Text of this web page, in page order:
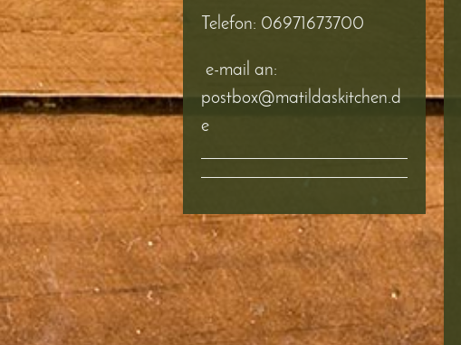
Telefon: 06971673700
e-mail an:
postbox@matildaskitchen.d
e